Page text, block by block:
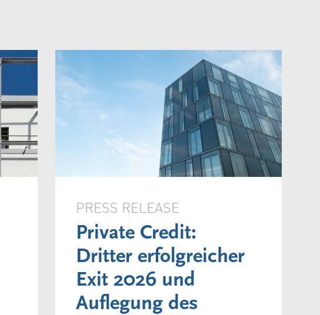
PRESS RELEASE
Private Credit:
Dritter erfolgreicher
Exit 2026 und
Auflegung des